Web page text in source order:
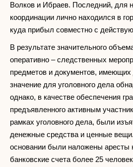
Волков и Ибраев. Последний, для
координации лично находился в
куда прибыл совместно с
В результате значительного
оперативно – следственных
предметов и документов, имеющих
значение для уголовного дела
однако, в качестве обеспечения
предъявленного активным
рамках уголовного дела, были
денежные средства и ценные
основании были наложены аресты
банковские счета более 25